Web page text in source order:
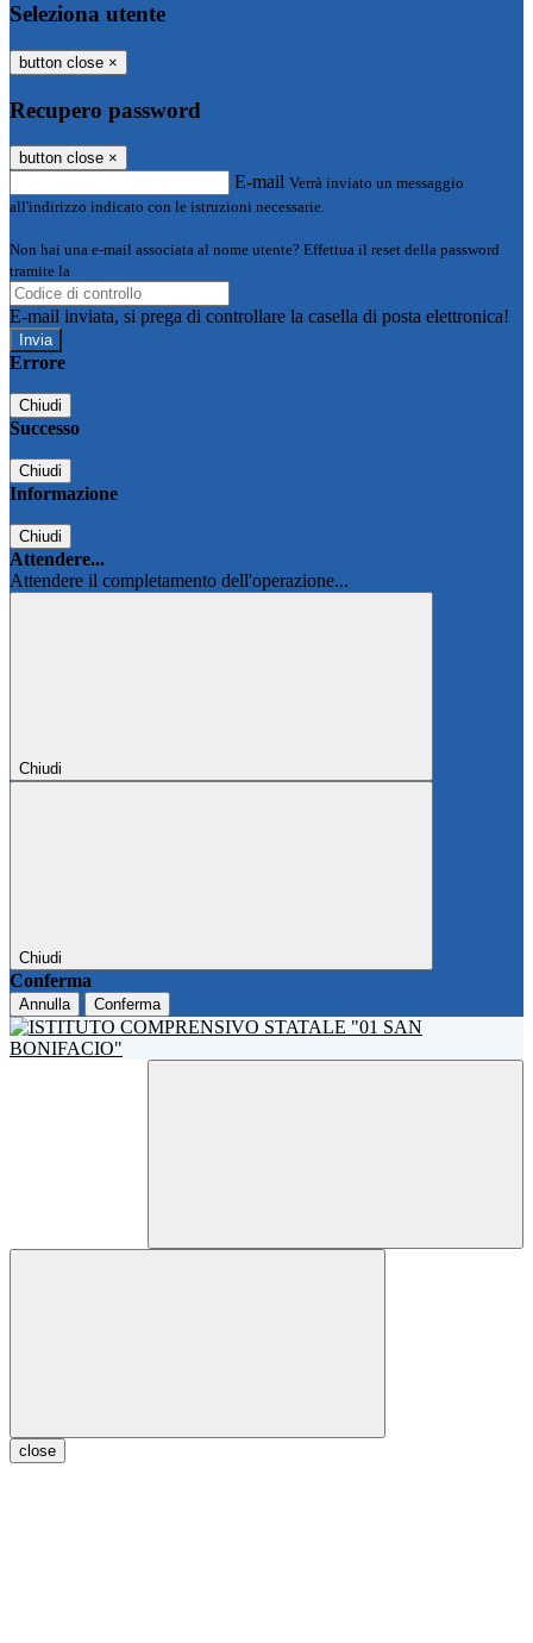
Seleziona utente
button close ×
Recupero password
button close ×
E-mail Verrà inviato un messaggio
all'indirizzo indicato con le istruzioni necessarie.
Non hai una e-mail associata al nome utente? Effettua il reset della password
tramite la
E-mail inviata, si prega di controllare la casella di posta elettronica!
Errore
Chiudi
Successo
Chiudi
Informazione
Chiudi
Attendere...
Attendere il completamento dell'operazione...
Chiudi
Chiudi
Conferma
Annulla Conferma
close